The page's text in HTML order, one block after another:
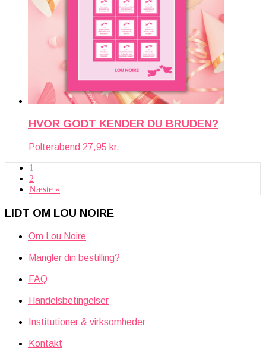
HVOR GODT KENDER DU BRUDEN?
Polterabend 27,95 kr.
1
2
Næste »
LIDT OM LOU NOIRE
Om Lou Noire
Mangler din bestilling?
FAQ
Handelsbetingelser
Institutioner & virksomheder
Kontakt